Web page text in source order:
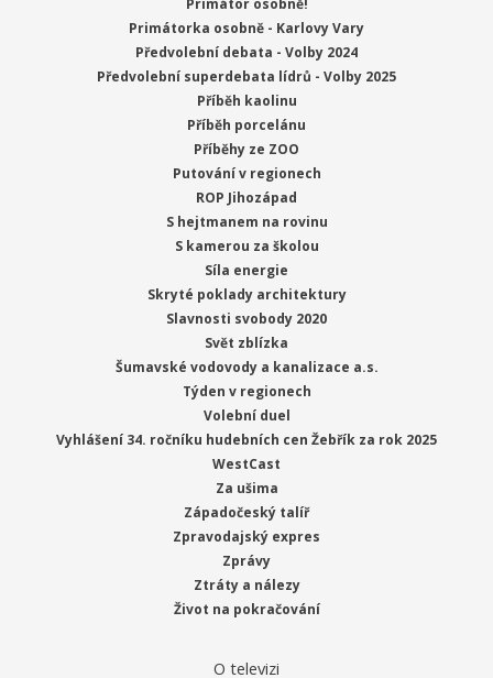
Primátorka osobně - Karlovy Vary
Předvolební debata - Volby 2024
Předvolební superdebata lídrů - Volby 2025
Příběh kaolinu
Příběh porcelánu
Příběhy ze ZOO
Putování v regionech
ROP Jihozápad
S hejtmanem na rovinu
S kamerou za školou
Síla energie
Skryté poklady architektury
Slavnosti svobody 2020
Svět zblízka
Šumavské vodovody a kanalizace a.s.
Týden v regionech
Volební duel
Vyhlášení 34. ročníku hudebních cen Žebřík za rok 2025
WestCast
Za ušima
Západočeský talíř
Zpravodajský expres
Zprávy
Ztráty a nálezy
Život na pokračování
O televizi